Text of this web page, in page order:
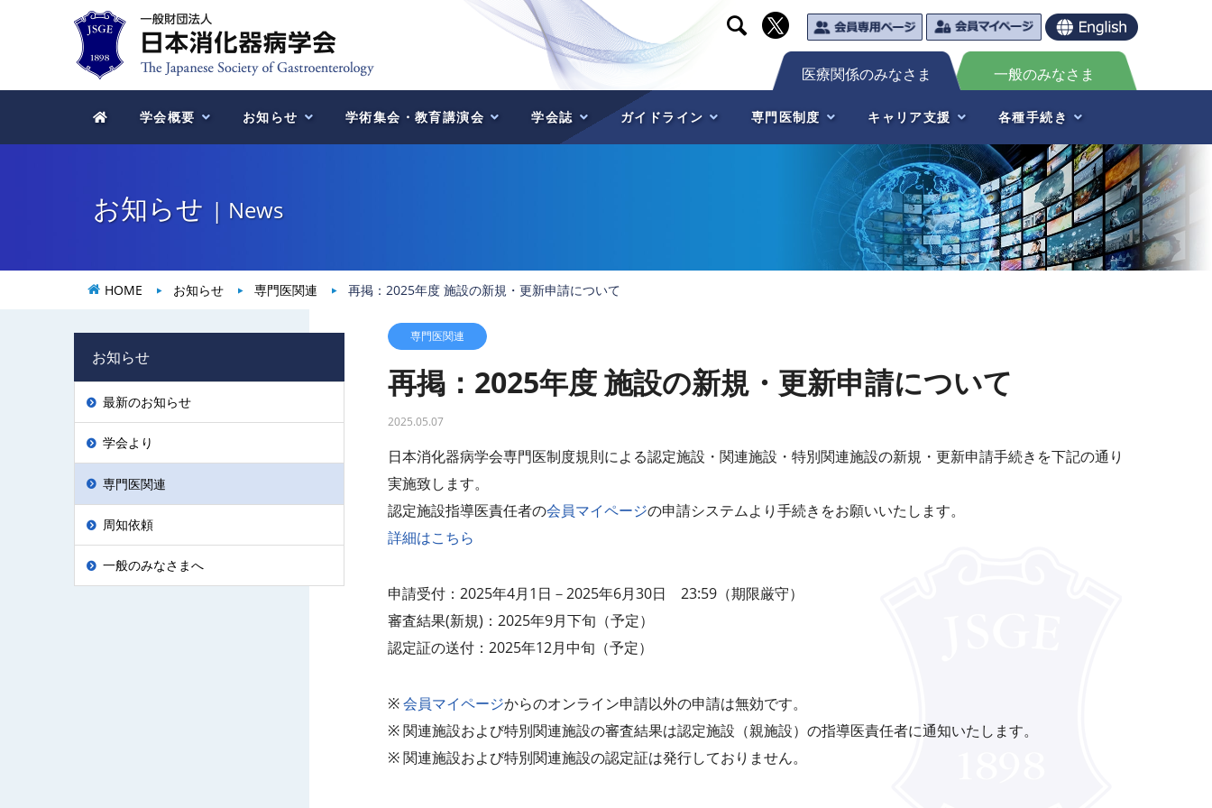

医療関係のみなさま 一般のみなさま
学会概要 お知らせ 学術集会・教育講演会 学会誌 ガイドライン 専門医制度 キャリア支援 各種手続き
お知らせ | News
HOME お知らせ 専門医関連 再掲：2025年度 施設の新規・更新申請について
専門医関連
再掲：2025年度 施設の新規・更新申請について
2025.05.07
日本消化器病学会専門医制度規則による認定施設・関連施設・特別関連施設の新規・更新申請手続きを下記の通り
実施致します。
認定施設指導医責任者の会員マイページの申請システムより手続きをお願いいたします。
詳細はこちら
申請受付：2025年4月1日－2025年6月30日 23:59（期限厳守）
審査結果(新規) ：2025年9月下旬（予定）
認定証の送付：2025年12月中旬（予定）
※会員マイページからのオンライン申請以外の申請は無効です。
※ 関連施設および特別関連施設の審査結果は認定施設（親施設）の指導医責任者に通知いたします。
※ 関連施設および特別関連施設の認定証は発行しておりません。
お知らせ
最新のお知らせ
学会より
専門医関連
周知依頼
一般のみなさまへ